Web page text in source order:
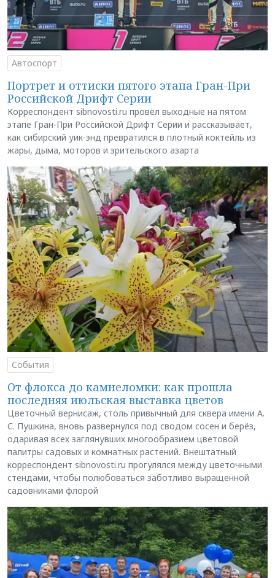
Автоспорт
Портрет и оттиски пятого этапа Гран-При
Российской Дрифт Серии
Корреспондент sibnovosti.ru провёл выходные на пятом
этапе Гран-При Российской Дрифт Серии и рассказывает,
как сибирский уик-энд превратился в плотный коктейль из
жары, дыма, моторов и зрительского азарта
События
От флокса до камнеломки: как прошла
последняя июльская выставка цветов
Цветочный вернисаж, столь привычный для сквера имени А.
С. Пушкина, вновь развернулся под сводом сосен и берёз,
одаривая всех заглянувших многообразием цветовой
палитры садовых и комнатных растений. Внештатный
корреспондент sibnovosti.ru прогулялся между цветочными
стендами, чтобы полюбоваться заботливо выращенной
садовниками флорой